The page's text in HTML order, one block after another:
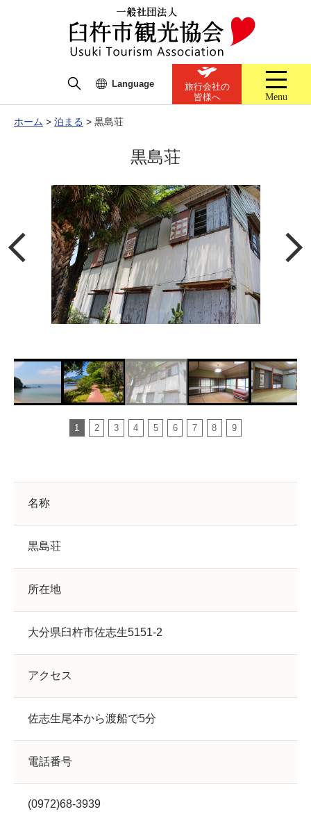
Language
旅行会社の
皆様へ
Menu
ホーム > 泊まる > 黒島荘
黒島荘
1 2 3 4 5 6 7 8 9
名称
黒島荘
所在地
大分県臼杵市佐志生5151-2
アクセス
佐志生尾本から渡船で5分
電話番号
(0972)68-3939